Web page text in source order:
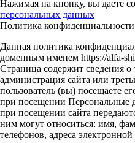
Нажимая на кнопку, вы даете
персональных данных
Политика конфиденциальности
Данная политика
доменным именем https://alfa-
Страница содержит сведения
администрация сайта или
пользователь (вы) посещаете
при посещении Персональные
при посещении сайта
ним могут относиться: имя,
телефонов, адреса